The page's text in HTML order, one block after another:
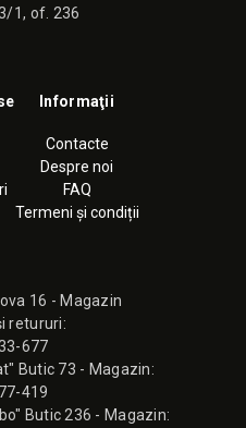
1, of. 236
Informaţii
Contacte
Despre noi
FAQ
Termeni și condiții
16 - Magazin
retururi:
677
Butic 73 - Magazin:
419
Butic 236 - Magazin: